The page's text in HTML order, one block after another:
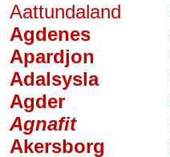
Aattundaland
Agdenes
Apardjon
Adalsysla
Agder
Agnafit
Akersborg